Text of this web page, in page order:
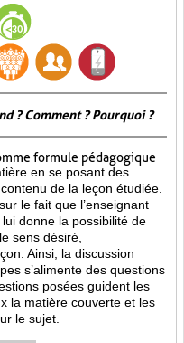
? Comment ? Pourquoi ?
formule pédagogique
en se posant des
de la leçon étudiée.
le fait que l’enseignant
donne la possibilité de
sens désiré,
Ainsi, la discussion
s’alimente des questions
posées guident les
la matière couverte et les
le sujet.